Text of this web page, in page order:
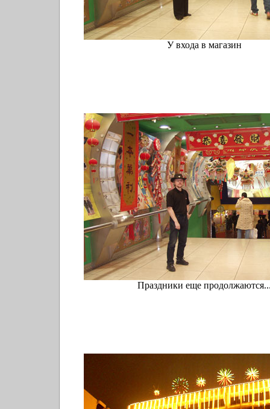
У входа в магазин
Праздники еще